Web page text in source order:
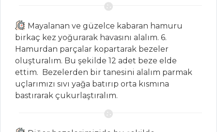
KASELERİ
FINDIKLI VE
MUZLU
TARTÖLETLER
Pasta ve Tatlılar
Tüm Tarifleri
Mayalanan ve güzelce kabaran hamuru
birkaç kez yoğurarak havasını alalım. 6.
Hamurdan parçalar kopartarak bezeler
oluşturalım. Bu şekilde 12 adet beze elde
ettim. Bezelerden bir tanesini alalım parmak
uçlarımızı sıvı yağa batırıp orta kısmına
bastırarak çukurlaştıralım.